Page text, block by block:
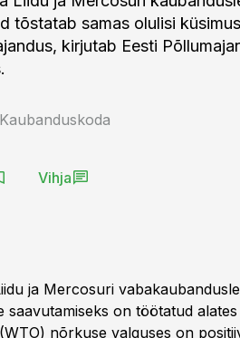
tõstatab samas olulisi
kirjutab Eesti
Vihja
ja Mercosuri
on töötatud alates
nõrkuse valguses on